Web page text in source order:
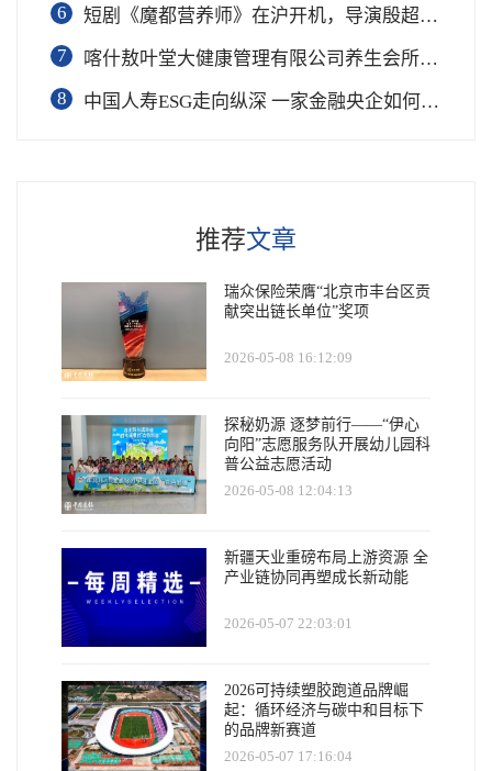
6
短剧《魔都营养师》在沪开机，导演殷超携手礼仪专家周思敏聚焦国民健康
7
喀什敖叶堂大健康管理有限公司养生会所盛大开业
8
中国人寿ESG走向纵深 一家金融央企如何连接国家战略与民生需求
推荐文章
瑞众保险荣膺“北京市丰台区贡
献突出链长单位”奖项
2026-05-08 16:12:09
​探秘奶源 逐梦前行——“伊心
向阳”志愿服务队开展幼儿园科
普公益志愿活动
2026-05-08 12:04:13
新疆天业重磅布局上游资源 全
产业链协同再塑成长新动能
2026-05-07 22:03:01
2026可持续塑胶跑道品牌崛
起：循环经济与碳中和目标下
的品牌新赛道
2026-05-07 17:16:04